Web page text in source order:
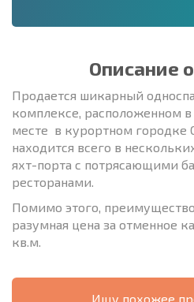
Описание
Продается шикарный
комплексе, расположенном
месте в курортном городке
находится всего в
яхт-порта с потрясающими
ресторанами.
Помимо этого,
разумная цена за отменное
кв.м.
Ищу похожее